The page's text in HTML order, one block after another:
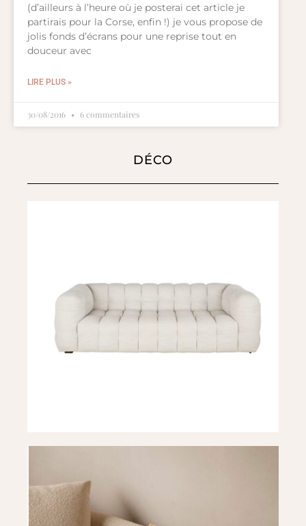
(d’ailleurs à l’heure où je posterai cet article je
partirais pour la Corse, enfin !) je vous propose de
jolis fonds d’écrans pour une reprise tout en
douceur avec
LIRE PLUS »
30/08/2016 6 commentaires
DÉCO